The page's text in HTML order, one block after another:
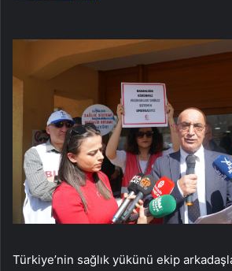
Türkiye’nin sağlık yükünü ekip